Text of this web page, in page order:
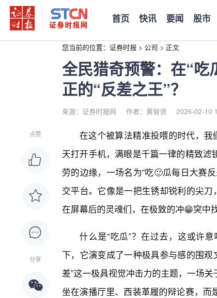
首页 快讯 要闻 股市
您当前的位置： 证券时报 > 公司 > 正文
全民猎奇预警：在“吃
正的“反差之王”？
来源：证券时报网 作者：黄智贤 2026-02-10
点赞
分享
在这个被算法精准投喂的时代，我
天打开手机，满眼是千篇一律的精致
劳的边缘，一场名为“吃🙂瓜每日大赛
交平台。它像是一把生锈却锐利的尖
在屏幕后的灵魂们，在极致的冲😁突中
什么是“吃瓜”？在过去，这或许
下，它演变成了一种极具参与感的围观
差”这一极具视觉冲击力的主题，一场
坐在演播厅里、西装革履的辩论赛，